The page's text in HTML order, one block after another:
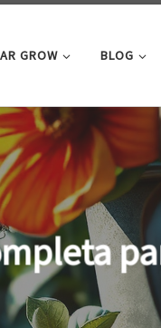
GROW BLOG